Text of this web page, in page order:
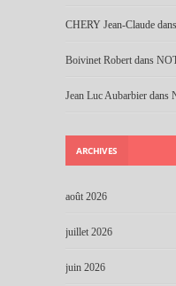
CHERY Jean-Claude dans
Boivinet Robert dans
Jean Luc Aubarbier dans
ARCHIVES
août 2026
juillet 2026
juin 2026